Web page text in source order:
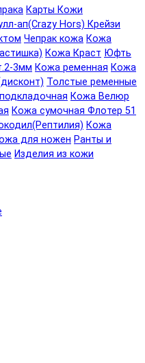
Карты Кожи
ап(Crazy Hors) Крейзи
Чепрак кожа Кожа
Кожа Краст Юфть
3мм Кожа ременная Кожа
Толстые ременные
Кожа Велюр
Кожа сумочная Флотер 51
Кожа
для ножен Ранты и
Изделия из кожи